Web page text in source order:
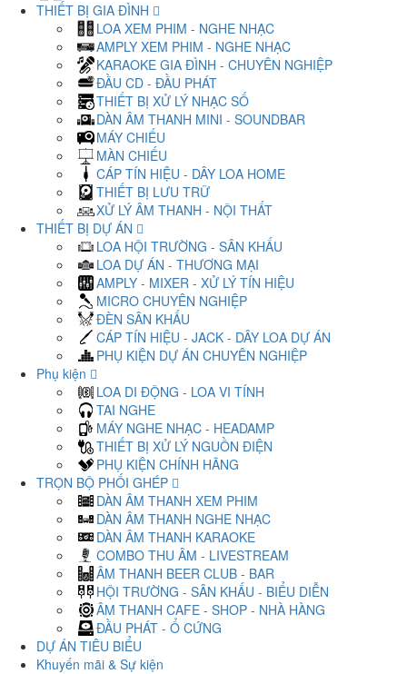
THIẾT BỊ GIA ĐÌNH
LOA XEM PHIM - NGHE NHẠC
AMPLY XEM PHIM - NGHE NHẠC
KARAOKE GIA ĐÌNH - CHUYÊN NGHIỆP
ĐẦU CD - ĐẦU PHÁT
THIẾT BỊ XỬ LÝ NHẠC SỐ
DÀN ÂM THANH MINI - SOUNDBAR
MÁY CHIẾU
MÀN CHIẾU
CÁP TÍN HIỆU - DÂY LOA HOME
THIẾT BỊ LƯU TRỮ
XỬ LÝ ÂM THANH - NỘI THẤT
THIẾT BỊ DỰ ÁN
LOA HỘI TRƯỜNG - SÂN KHẤU
LOA DỰ ÁN - THƯƠNG MẠI
AMPLY - MIXER - XỬ LÝ TÍN HIỆU
MICRO CHUYÊN NGHIỆP
ĐÈN SÂN KHẤU
CÁP TÍN HIỆU - JACK - DÂY LOA DỰ ÁN
PHỤ KIỆN DỰ ÁN CHUYÊN NGHIỆP
Phụ kiện
LOA DI ĐỘNG - LOA VI TÍNH
TAI NGHE
MÁY NGHE NHẠC - HEADAMP
THIẾT BỊ XỬ LÝ NGUỒN ĐIỆN
PHỤ KIỆN CHÍNH HÃNG
TRỌN BỘ PHỐI GHÉP
DÀN ÂM THANH XEM PHIM
DÀN ÂM THANH NGHE NHẠC
DÀN ÂM THANH KARAOKE
COMBO THU ÂM - LIVESTREAM
ÂM THANH BEER CLUB - BAR
HỘI TRƯỜNG - SÂN KHẤU - BIỂU DIỄN
ÂM THANH CAFE - SHOP - NHÀ HÀNG
ĐẦU PHÁT - Ổ CỨNG
DỰ ÁN TIÊU BIỂU
Khuyến mãi & Sự kiện